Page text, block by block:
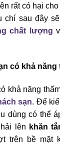
rất có hại
chí sau đây
chất lượng
có khả năng
khả năng
sạn. Để
dùng có thể
lên khăn
trên bề mặt